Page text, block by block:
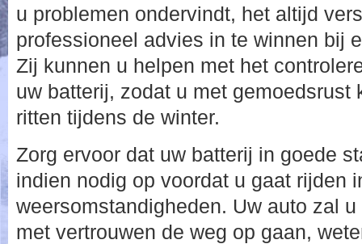
u problemen ondervindt, het altijd
professioneel advies in te winnen bij
Zij kunnen u helpen met het
uw batterij, zodat u met gemoedsrust
ritten tijdens de winter.
Zorg ervoor dat uw batterij in goede
indien nodig op voordat u gaat rijden
weersomstandigheden. Uw auto zal
met vertrouwen de weg op gaan,